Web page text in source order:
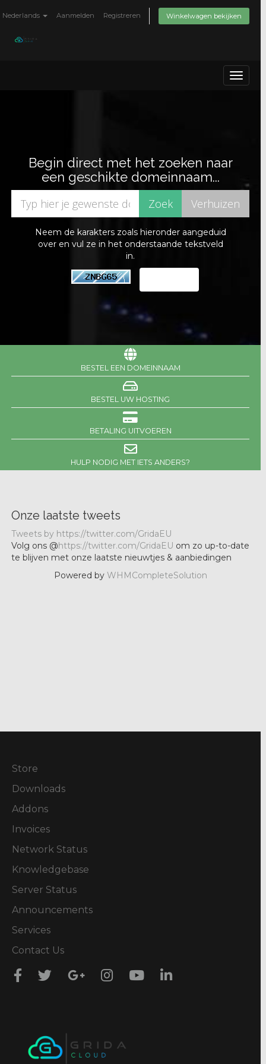
Nederlands Aanmelden Registreren Winkelwagen bekijken
Toggle
Begin direct met het zoeken naar
een geschikte domeinnaam...
Neem de karakters zoals hieronder aangeduid
over en vul ze in het onderstaande tekstveld
in.
BESTEL EEN DOMEINNAAM
BESTEL UW HOSTING
BETALING UITVOEREN
HULP NODIG MET IETS ANDERS?
Onze laatste tweets
Tweets by https://twitter.com/GridaEU
Volg ons @https://twitter.com/GridaEU om zo up-to-date
te blijven met onze laatste nieuwtjes & aanbiedingen
Powered by WHMCompleteSolution
Store
Downloads
Addons
Invoices
Network Status
Knowledgebase
Server Status
Announcements
Services
Contact Us